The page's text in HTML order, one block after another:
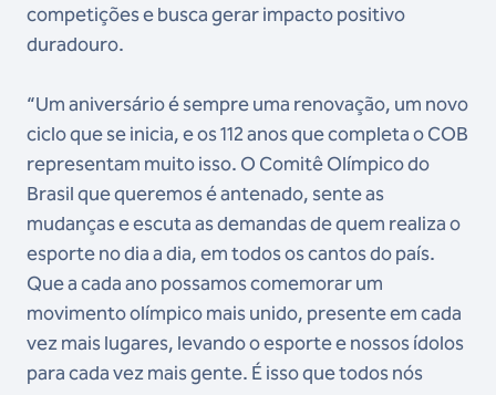
competições e busca gerar impacto positivo
duradouro.
“Um aniversário é sempre uma renovação, um novo
ciclo que se inicia, e os 112 anos que completa o COB
representam muito isso. O Comitê Olímpico do
Brasil que queremos é antenado, sente as
mudanças e escuta as demandas de quem realiza o
esporte no dia a dia, em todos os cantos do país.
Que a cada ano possamos comemorar um
movimento olímpico mais unido, presente em cada
vez mais lugares, levando o esporte e nossos ídolos
para cada vez mais gente. É isso que todos nós